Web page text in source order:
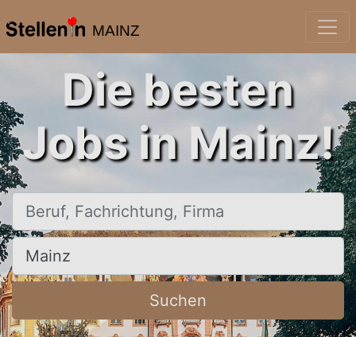
MAINZ
Die besten
Jobs in Mainz!
Beruf, Fachrichtung, Firma
Ort, Stadt
Suchen